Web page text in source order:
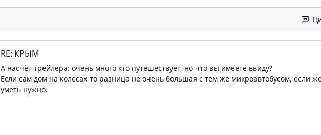
RE: КРЫМ
А насчёт трейлера: очень много кто путешествует, но что вы имеете ввиду?
Если сам дом на колесах-то разница не очень большая с тем же микроавтобусом, если
уметь нужно.